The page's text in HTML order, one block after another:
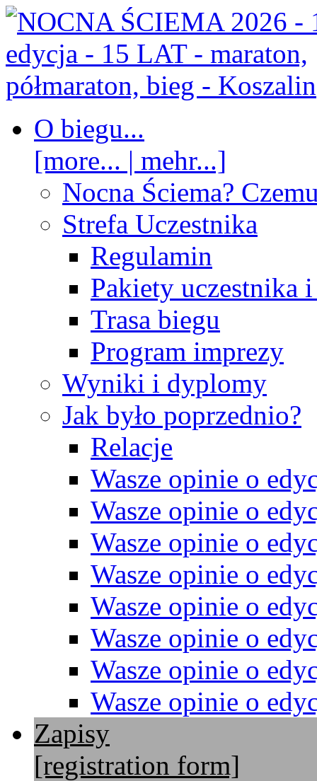
O biegu...
[more... | mehr...]
Nocna Ściema?
Strefa Uczestnika
Regulamin
Pakiety uczestnika
Trasa biegu
Program imprezy
Wyniki i dyplomy
Jak było poprzednio?
Relacje
Wasze opinie o
Wasze opinie o
Wasze opinie o
Wasze opinie o
Wasze opinie o
Wasze opinie o
Wasze opinie o
Wasze opinie o
Zapisy
[registration form]